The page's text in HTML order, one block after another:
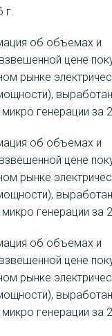
за Февраль 2024
Фактические тарифы
услуга АО «ЦФР»
N 933/22
от 18.09.2023) "Об
интервалов
регулирования
Самарской
области от
10.12.2020 года
№ 666 «Об
установлении цен
электрическую
поставляемую
населению и
нему категориям
потребителей по
Самарской
области, на 2021
г.
об объемах и
цене
рынке
генерации за
об объемах и
цене
рынке
генерации за
об объемах и
цене
рынке
генерации за